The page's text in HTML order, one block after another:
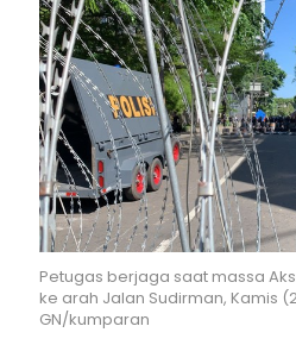
Petugas berjaga saat massa
ke arah Jalan Sudirman, Kamis
GN/kumparan